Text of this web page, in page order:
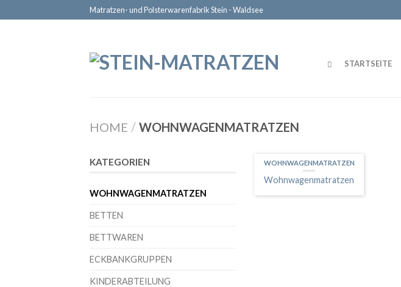
Matratzen- und Polsterwarenfabrik Stein - Waldsee
STARTSEITE
HOME / WOHNWAGENMATRATZEN
WOHNWAGENMATRATZEN
Wohnwagenmatratzen
KATEGORIEN
WOHNWAGENMATRATZEN
BETTEN
BETTWAREN
ECKBANKGRUPPEN
KINDERABTEILUNG